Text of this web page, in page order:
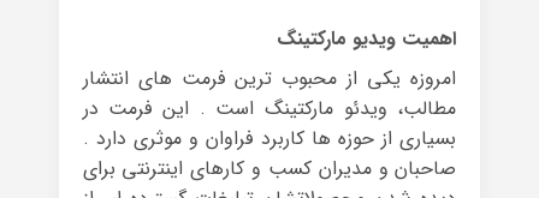
اهمیت ویدیو مارکتینگ
امروزه یکی از محبوب ترین فرمت های انتشار
مطالب، ویدئو مارکتینگ است . این فرمت در
بسیاری از حوزه ها کاربرد فراوان و موثری دارد .
صاحبان و مدیران کسب و کارهای اینترنتی برای